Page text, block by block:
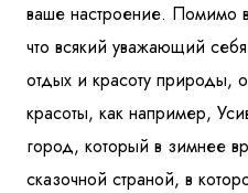
ваше настроение. Помимо
что всякий уважающий
отдых и красоту природы,
красоты, как например,
город, который в зимнее
сказочной страной, в